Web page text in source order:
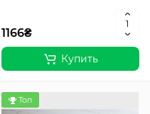
1166₴
Купить
Топ